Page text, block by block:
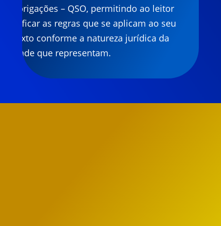
Obrigações – QSO, permitindo ao leitor
as regras que se aplicam ao seu
conforme a natureza jurídica da
que representam.